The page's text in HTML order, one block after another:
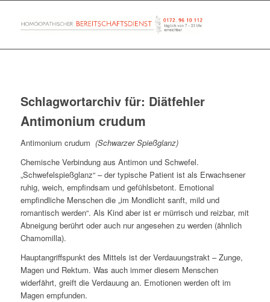
Schlagwortarchiv für: Diätfehler
Antimonium crudum
Antimonium crudum (Schwarzer Spießglanz)
Chemische Verbindung aus Antimon und Schwefel.
„Schwefelspießglanz“ – der typische Patient ist als Erwachsener
ruhig, weich, empfindsam und gefühlsbetont. Emotional
empfindliche Menschen die „im Mondlicht sanft, mild und
romantisch werden“. Als Kind aber ist er mürrisch und reizbar, mit
Abneigung berührt oder auch nur angesehen zu werden (ähnlich
Chamomilla).
Hauptangriffspunkt des Mittels ist der Verdauungstrakt – Zunge,
Magen und Rektum. Was auch immer diesem Menschen
widerfährt, greift die Verdauung an. Emotionen werden oft im
Magen empfunden.